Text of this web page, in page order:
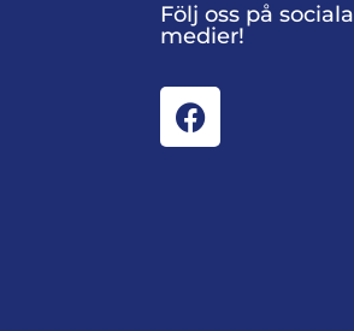
Följ oss på sociala
medier!